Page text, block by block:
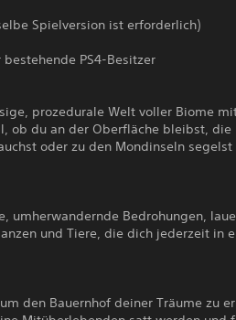
Spielversion ist erforderlich)
PS4-Besitzer
prozedurale Welt voller Biome
ob du an der Oberfläche bleibst, die
oder zu den Mondinseln
umherwandernde Bedrohungen,
und Tiere, die dich jederzeit in
den Bauernhof deiner Träume zu